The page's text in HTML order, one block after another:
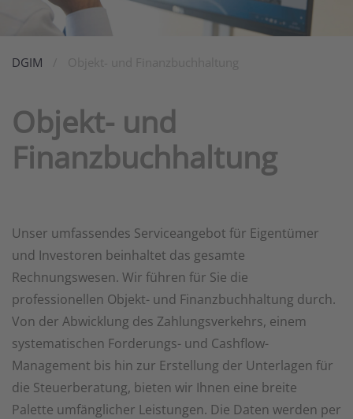
DGIM
Objekt- und
Finanzbuchhaltung
Unser umfassendes Serviceangebot für Eigentümer
und Investoren beinhaltet das gesamte
Rechnungswesen. Wir führen für Sie die
professionellen Objekt- und Finanzbuchhaltung durch.
Von der Abwicklung des Zahlungsverkehrs, einem
systematischen Forderungs- und Cashflow-
Management bis hin zur Erstellung der Unterlagen für
die Steuerberatung, bieten wir Ihnen eine breite
Palette umfänglicher Leistungen. Die Daten werden per